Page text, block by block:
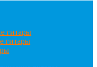
гитары
гитары